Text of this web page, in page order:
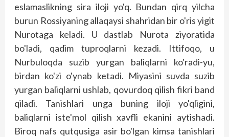
eslamaslikning sira iloji yo'q. Bundan qirq yilcha
burun Rossiyaning allaqaysi shahridan bir o'ris yigit
Nurotaga keladi. U dastlab Nurota ziyoratida
bo'ladi, qadim tuproqlarni kezadi. Ittifoqo, u
Nurbuloqda suzib yurgan baliqlarni ko'radi-yu,
birdan ko'zi o'ynab ketadi. Miyasini suvda suzib
yurgan baliqlarni ushlab, qovurdoq qilish fikri band
qiladi. Tanish­lari unga buning iloji yo'qligini,
baliqlarni iste'mol qilish xavfli ekanini aytishadi.
Biroq nafs qutqusiga asir bo'lgan kimsa tanishlari